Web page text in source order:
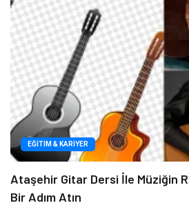
EĞITIM & KARIYER
Ataşehir Gitar Dersi İle Müziğin
Bir Adım Atın